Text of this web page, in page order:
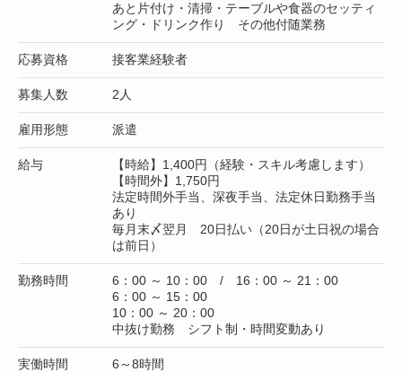
あと片付け・清掃・テーブルや食器のセッティ
ング・ドリンク作り その他付随業務
応募資格 接客業経験者
募集人数 2人
雇用形態 派遣
給与
【時給】1,400円（経験・スキル考慮します）
【時間外】1,750円
法定時間外手当、深夜手当、法定休日勤務手当
あり
毎月末〆翌月 20日払い（20日が土日祝の場合
は前日）
勤務時間
6：00 ～ 10：00 / 16：00 ～ 21：00
6：00 ～ 15：00
10：00 ～ 20：00
中抜け勤務 シフト制・時間変動あり
実働時間
6～8時間